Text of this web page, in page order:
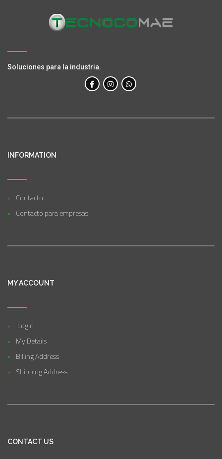
Soluciones para la industria.
INFORMATION
Contacto
Contacto para empresas
MY ACCOUNT
Login
My Details
Billing Address
Shipping Address
CONTACT US